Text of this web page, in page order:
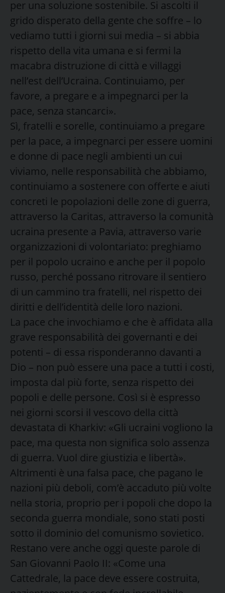
per una soluzione sostenibile. Si ascolti il
grido disperato della gente che soffre – lo
vediamo tutti i giorni sui media – si abbia
rispetto della vita umana e si fermi la
macabra distruzione di città e villaggi
nell’est dell’Ucraina. Continuiamo, per
favore, a pregare e a impegnarci per la
pace, senza stancarci».
Sì, fratelli e sorelle, continuiamo a pregare
per la pace, a impegnarci per essere uomini
e donne di pace negli ambienti un cui
viviamo, nelle responsabilità che abbiamo,
continuiamo a sostenere con offerte e aiuti
concreti le popolazioni delle zone di guerra,
attraverso la Caritas, attraverso la comunità
ucraina presente a Pavia, attraverso varie
organizzazioni di volontariato: preghiamo
per il popolo ucraino e anche per il popolo
russo, perché possano ritrovare il sentiero
di un cammino tra fratelli, nel rispetto dei
diritti e dell’identità delle loro nazioni.
La pace che invochiamo e che è affidata alla
grave responsabilità dei governanti e dei
potenti – di essa risponderanno davanti a
Dio – non può essere una pace a tutti i costi,
imposta dal più forte, senza rispetto dei
popoli e delle persone. Così si è espresso
nei giorni scorsi il vescovo della città
devastata di Kharkiv: «Gli ucraini vogliono la
pace, ma questa non significa solo assenza
di guerra. Vuol dire giustizia e libertà».
Altrimenti è una falsa pace, che pagano le
nazioni più deboli, com’è accaduto più volte
nella storia, proprio per i popoli che dopo la
seconda guerra mondiale, sono stati posti
sotto il dominio del comunismo sovietico.
Restano vere anche oggi queste parole di
San Giovanni Paolo II: «Come una
Cattedrale, la pace deve essere costruita,